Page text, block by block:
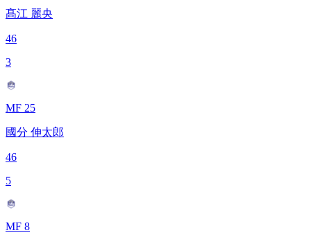
髙江 麗央
46
3
MF 25
國分 伸太郎
46
5
MF 8